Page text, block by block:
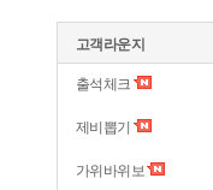
고객라운지
출석체크
제비뽑기
가위바위보